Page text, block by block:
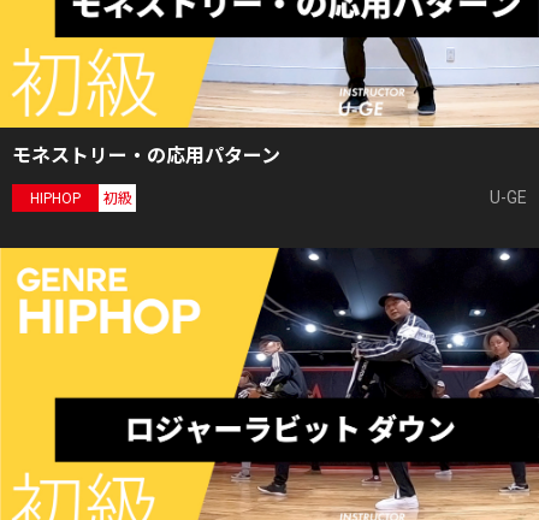
モネストリー・の応用パターン
HIPHOP 初級 U-GE